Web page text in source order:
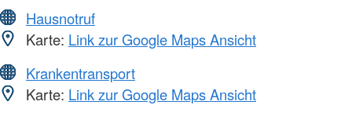
Hausnotruf
Karte: Link zur Google Maps Ansicht
Krankentransport
Karte: Link zur Google Maps Ansicht